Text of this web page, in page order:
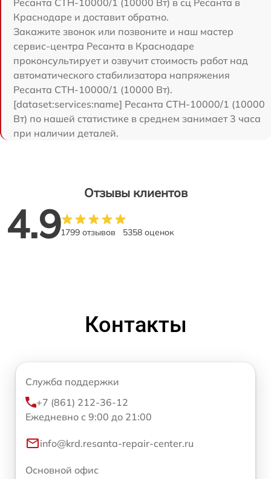
Ресанта СТН-10000/1 (10000 Вт) в сц Ресанта в
Краснодаре и доставит обратно.
Закажите звонок или позвоните и наш мастер
сервис-центра Ресанта в Краснодаре
проконсультирует и озвучит стоимость работ над
автоматического стабилизатора напряжения
Ресанта СТН-10000/1 (10000 Вт).
[dataset:services:name] Ресанта СТН-10000/1 (10000
Вт) по нашей статистике в среднем занимает 3 часа
при наличии деталей.
Отзывы клиентов
4.91799 отзывов 5358 оценок
Контакты
Служба поддержки
+7 (861) 212-36-12
Ежедневно с 9:00 до 21:00
info@krd.resanta-repair-center.ru
Основной офис